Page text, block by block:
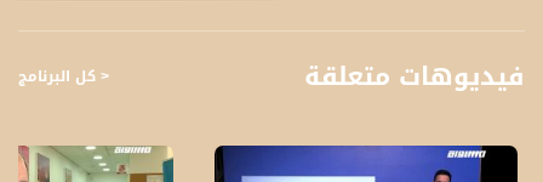
فيديوهات متعلقة < كل البرنامج